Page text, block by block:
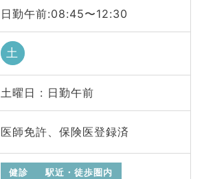
日勤午前:08:45〜12:30
土
土曜日 : 日勤午前
医師免許、保険医登録済
健診 駅近・徒歩圏内